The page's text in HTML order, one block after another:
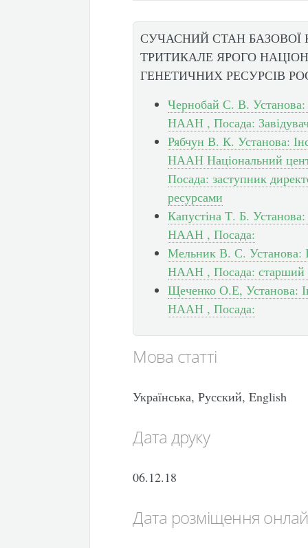
СУЧАСНИЙ СТАН БАЗОВОЇ
ТРИТИКАЛЕ ЯРОГО
ГЕНЕТИЧНИХ РЕСУРСІВ
Чернобай С. В.
НААН , Посада: Завідувач
Рябчун В. К. Установа:
НААН Національний
Посада: заступник
ресурсами
Капустіна Т. Б.
НААН , Посада:
Мельник В. С. Установа:
НААН , Посада: старший
Щеченко О.Е, Установа:
НААН , Посада:
Мова статті
Українська, Русский, English
Дата друку
06.12.18
Дата розміщення